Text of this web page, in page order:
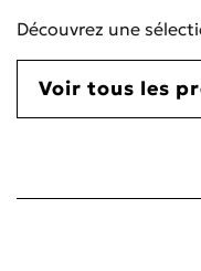
Découvrez une
Voir tous les